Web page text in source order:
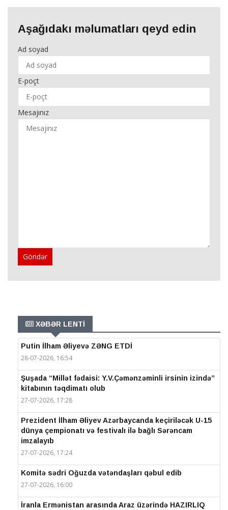
Aşağıdakı məlumatları qeyd edin
Ad soyad
E-poçt
Mesajınız
Göndər
XƏBƏR LENTİ
Putin İlham Əliyevə ZƏNG ETDİ
28-07-2026, 16:54
Şuşada “Millət fədaisi: Y.V.Çəmənzəminli irsinin izində”
kitabının təqdimatı olub
27-07-2026, 17:28
Prezident İlham Əliyev Azərbaycanda keçiriləcək U-15
dünya çempionatı və festivalı ilə bağlı Sərəncam
imzalayıb
27-07-2026, 17:24
Komitə sədri Oğuzda vətəndaşları qəbul edib
27-07-2026, 16:00
İranla Ermənistan arasında Araz üzərində HAZIRLIQ